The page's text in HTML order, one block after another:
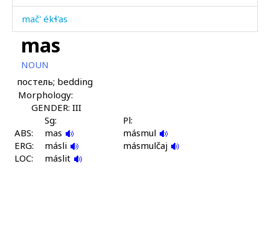
mač' ékɬ'as
mač'akal
mač'á
mač'á
mač'á č'elé
mač'áken
mas
NOUN
постель; bedding
Morphology:
GENDER: III
Sg:
Pl:
ABS:
mas
másmul
ERG:
másli
másmulčaj
LOC:
máslit